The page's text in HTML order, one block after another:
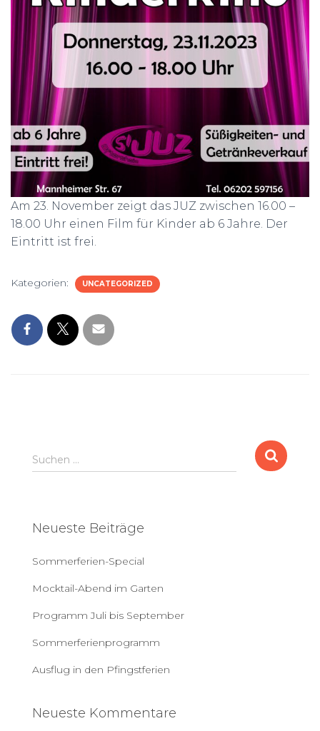
Am 23. November zeigt das JUZ zwischen 16.00 –
18.00 Uhr einen Film für Kinder ab 6 Jahre. Der
Eintritt ist frei.
Kategorien: UNCATEGORIZED
S
u
n
c
:
Suchen …
Neueste Beiträge
Sommerferien-Special
Mocktail-Abend im Garten
Programm Juli bis September
Sommerferienprogramm
Ausflug in den Pfingstferien
Neueste Kommentare